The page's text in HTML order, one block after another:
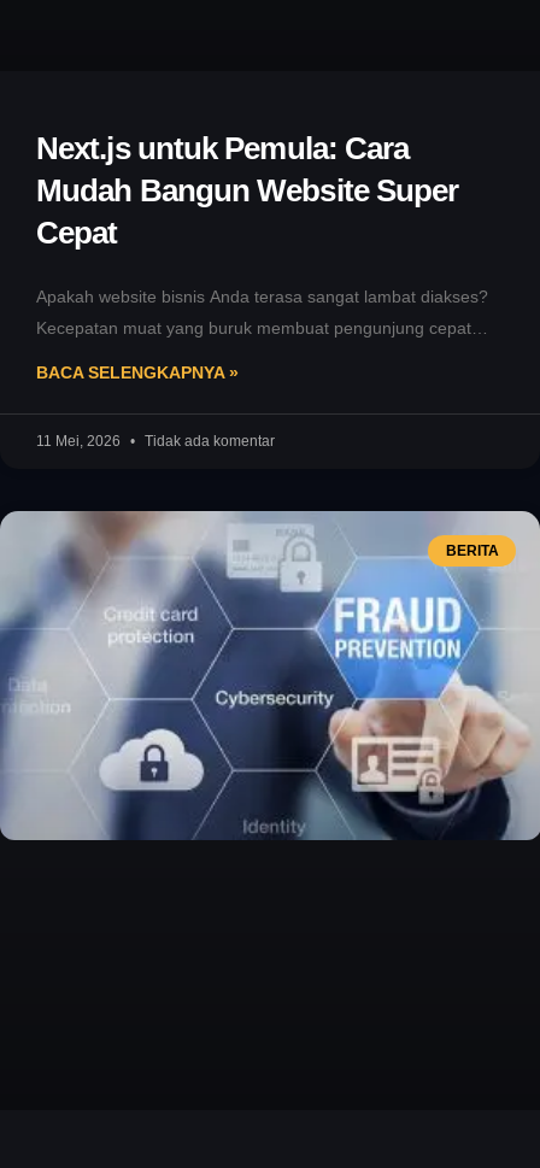
Next.js untuk Pemula: Cara
Mudah Bangun Website Super
Cepat
Apakah website bisnis Anda terasa sangat lambat diakses?
Kecepatan muat yang buruk membuat pengunjung cepat
BACA SELENGKAPNYA »
11 Mei, 2026 Tidak ada komentar
BERITA